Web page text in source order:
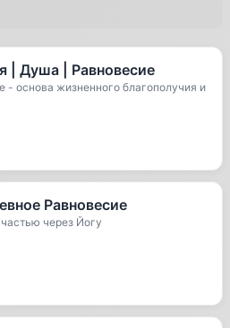
| Душа | Равновесие
- основа жизненного благополучия и
Равновесие
через Йогу